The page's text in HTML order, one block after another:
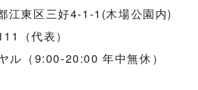
江東区三好4-1-1(木場公園内)
（代表）
ル（9:00-20:00 年中無休）